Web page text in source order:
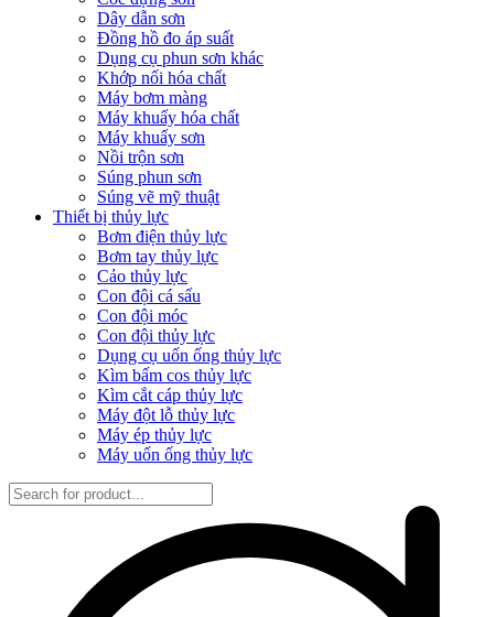
Dây dẫn sơn
Đồng hồ đo áp suất
Dụng cụ phun sơn khác
Khớp nối hóa chất
Máy bơm màng
Máy khuấy hóa chất
Máy khuấy sơn
Nồi trộn sơn
Súng phun sơn
Súng vẽ mỹ thuật
Thiết bị thủy lực
Bơm điện thủy lực
Bơm tay thủy lực
Cảo thủy lực
Con đội cá sấu
Con đội móc
Con đội thủy lực
Dụng cụ uốn ống thủy lực
Kìm bấm cos thủy lực
Kìm cắt cáp thủy lực
Máy đột lỗ thủy lực
Máy ép thủy lực
Máy uốn ống thủy lực